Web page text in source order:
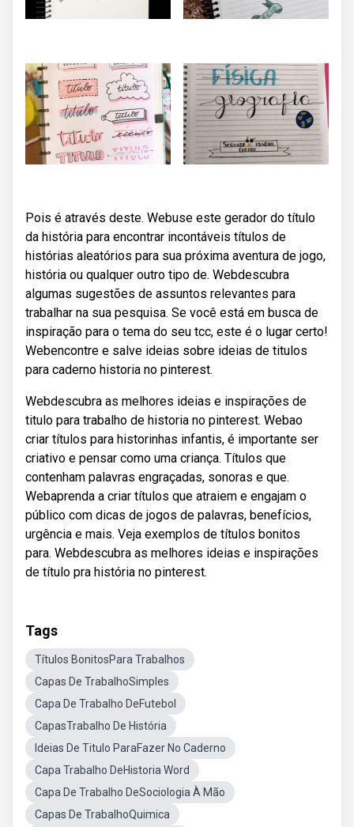
Pois é através deste. Webuse este gerador do título
da história para encontrar incontáveis títulos de
histórias aleatórios para sua próxima aventura de jogo,
história ou qualquer outro tipo de. Webdescubra
algumas sugestões de assuntos relevantes para
trabalhar na sua pesquisa. Se você está em busca de
inspiração para o tema do seu tcc, este é o lugar certo!
Webencontre e salve ideias sobre ideias de titulos
para caderno historia no pinterest.
Webdescubra as melhores ideias e inspirações de
titulo para trabalho de historia no pinterest. Webao
criar títulos para historinhas infantis, é importante ser
criativo e pensar como uma criança. Títulos que
contenham palavras engraçadas, sonoras e que.
Webaprenda a criar títulos que atraiem e engajam o
público com dicas de jogos de palavras, benefícios,
urgência e mais. Veja exemplos de títulos bonitos
para. Webdescubra as melhores ideias e inspirações
de título pra história no pinterest.
Tags
Títulos BonitosPara Trabalhos
Capas De TrabalhoSimples
Capa De Trabalho DeFutebol
CapasTrabalho De História
Ideias De Titulo ParaFazer No Caderno
Capa Trabalho DeHistoria Word
Capa De Trabalho DeSociologia À Mão
Capas De TrabalhoQuimica